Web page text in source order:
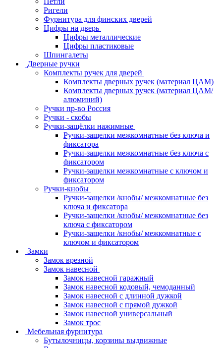
Ригели
Фурнитура для финских дверей
Цифры на дверь
Цифры металлические
Цифры пластиковые
Шпингалеты
Дверные ручки
Комплекты ручек для дверей
Комплекты дверных ручек (материал ЦАМ)
Комплекты дверных ручек (материал ЦАМ/
алюминий)
Ручки пр-во Россия
Ручки - скобы
Ручки-защёлки нажимные
Ручки-защелки межкомнатные без ключа и
фиксатора
Ручки-защелки межкомнатные без ключа с
фиксатором
Ручки-защелки межкомнатные с ключом и
фиксатором
Ручки-кнобы
Ручки-защелки /кнобы/ межкомнатные без
ключа и фиксатора
Ручки-защелки /кнобы/ межкомнатные без
ключа с фиксатором
Ручки-защелки /кнобы/ межкомнатные с
ключом и фиксатором
Замки
Замок врезной
Замок навесной
Замок навесной гаражный
Замок навесной кодовый, чемоданный
Замок навесной с длинной дужкой
Замок навесной с прямой дужкой
Замок навесной универсальный
Замок трос
Мебельная фурнитура
Бутылочницы, корзины выдвижные